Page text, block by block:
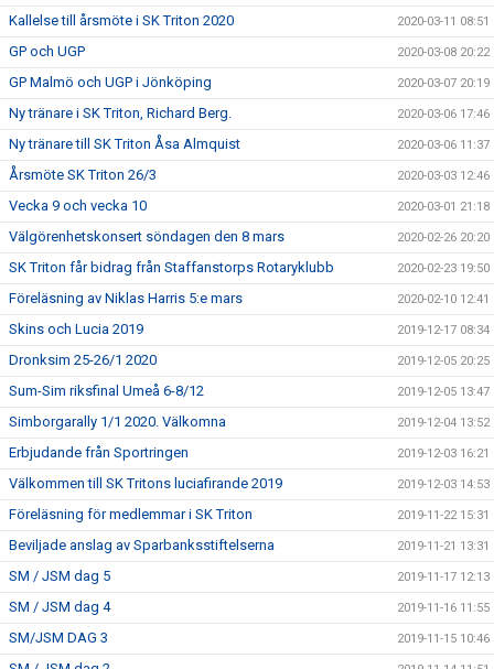
Kallelse till årsmöte i SK Triton 2020 2020-03-11 08:51
GP och UGP 2020-03-08 20:22
GP Malmö och UGP i Jönköping 2020-03-07 20:19
Ny tränare i SK Triton, Richard Berg. 2020-03-06 17:46
Ny tränare till SK Triton Åsa Almquist 2020-03-06 11:37
Årsmöte SK Triton 26/3 2020-03-03 12:46
Vecka 9 och vecka 10 2020-03-01 21:18
Välgörenhetskonsert söndagen den 8 mars 2020-02-26 20:20
SK Triton får bidrag från Staffanstorps Rotaryklubb 2020-02-23 19:50
Föreläsning av Niklas Harris 5:e mars 2020-02-10 12:41
Skins och Lucia 2019 2019-12-17 08:34
Dronksim 25-26/1 2020 2019-12-05 20:25
Sum-Sim riksfinal Umeå 6-8/12 2019-12-05 13:47
Simborgarally 1/1 2020. Välkomna 2019-12-04 13:52
Erbjudande från Sportringen 2019-12-03 16:21
Välkommen till SK Tritons luciafirande 2019 2019-12-03 14:53
Föreläsning för medlemmar i SK Triton 2019-11-22 15:31
Beviljade anslag av Sparbanksstiftelserna 2019-11-21 13:31
SM / JSM dag 5 2019-11-17 12:13
SM / JSM dag 4 2019-11-16 11:55
SM/JSM DAG 3 2019-11-15 10:46